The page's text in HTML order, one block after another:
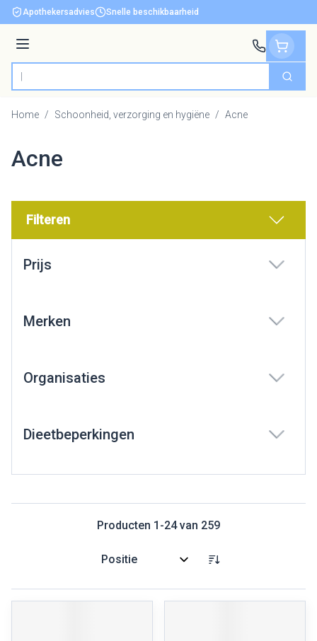
Ga naar de inhoud
Apothekersadvies Snelle beschikbaarheid
Menu
Product, merk, categorie... Zoek
Home / Schoonheid, verzorging en hygiëne / Acne
Acne
Filteren
Prijs
Merken
Organisaties
Dieetbeperkingen
Producten 1 -24van 259
Sorteer op: